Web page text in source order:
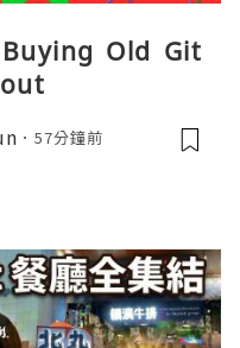
Old Git
57分鐘前